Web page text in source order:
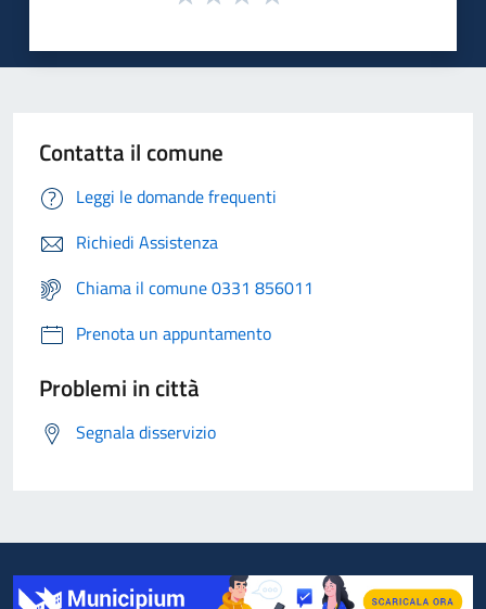
Contatta il comune
Leggi le domande frequenti
Richiedi Assistenza
Chiama il comune 0331 856011
Prenota un appuntamento
Problemi in città
Segnala disservizio